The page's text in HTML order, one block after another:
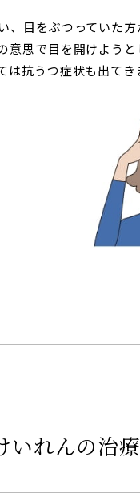
、目をぶつっていた
意思で目を開けよう
は抗うつ症状も出てき
いれんの治